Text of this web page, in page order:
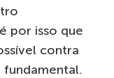
por isso que
contra